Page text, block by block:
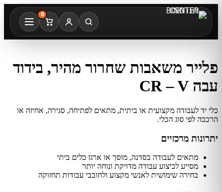
0
פלייר משאבות שחרור מהיר, בידוד
עבה CR – V
כלי יד לעבודה מקצועית או ביתית, מתאים לפתיחה, סגירה, אחיזה או
הרכבה לפי סוג הכלי.
יתרונות מרכזיים
מתאים לעבודה בסדנה, מוסך או ארגז כלים ביתי
מסייע לביצוע עבודה מדויקת ונוחה יותר
בחירה שימושית לאנשי מקצוע ולחובבי עבודות תחזוקה